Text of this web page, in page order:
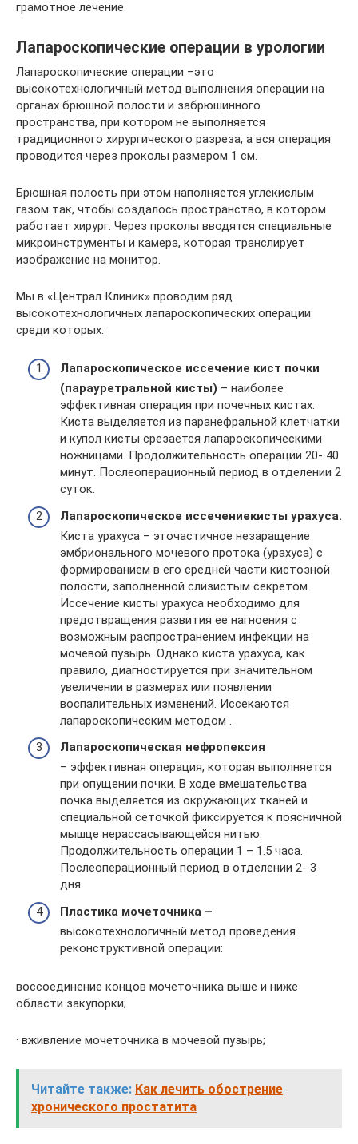
грамотное лечение.
Лапароскопические операции в урологии
Лапароскопические операции –это
высокотехнологичный метод выполнения операции на
органах брюшной полости и забрюшинного
пространства, при котором не выполняется
традиционного хирургического разреза, а вся операция
проводится через проколы размером 1 см.
Брюшная полость при этом наполняется углекислым
газом так, чтобы создалось пространство, в котором
работает хирург. Через проколы вводятся специальные
микроинструменты и камера, которая транслирует
изображение на монитор.
Мы в «Централ Клиник» проводим ряд
высокотехнологичных лапароскопических операции
среди которых:
Лапароскопическое иссечение кист почки
(парауретральной кисты) – наиболее
эффективная операция при почечных кистах.
Киста выделяется из паранефральной клетчатки
и купол кисты срезается лапароскопическими
ножницами. Продолжительность операции 20- 40
минут. Послеоперационный период в отделении 2
суток.
Лапароскопическое иссечениекисты урахуса.
Киста урахуса – эточастичное незаращение
эмбрионального мочевого протока (урахуса) с
формированием в его средней части кистозной
полости, заполненной слизистым секретом.
Иссечение кисты урахуса необходимо для
предотвращения развития ее нагноения с
возможным распространением инфекции на
мочевой пузырь. Однако киста урахуса, как
правило, диагностируется при значительном
увеличении в размерах или появлении
воспалительных изменений. Иссекаются
лапароскопическим методом .
Лапароскопическая нефропексия
– эффективная операция, которая выполняется
при опущении почки. В ходе вмешательства
почка выделяется из окружающих тканей и
специальной сеточкой фиксируется к поясничной
мышце нерассасывающейся нитью.
Продолжительность операции 1 – 1.5 часа.
Послеоперационный период в отделении 2- 3
дня.
Пластика мочеточника –
высокотехнологичный метод проведения
реконструктивной операции:
воссоединение концов мочеточника выше и ниже
области закупорки;
· вживление мочеточника в мочевой пузырь;
Читайте также: Как лечить обострение
хронического простатита